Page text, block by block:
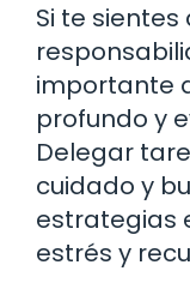
Si te
importante
profundo y
Delegar
cuidado y
estrategias
estrés y